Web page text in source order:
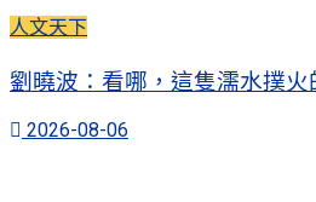
人文天下
劉曉波：看哪，這隻濡水撲火
2026-08-06